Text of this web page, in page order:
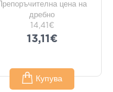
Препоръчителна цена на
дребно
14,41€
13,11€
Купува